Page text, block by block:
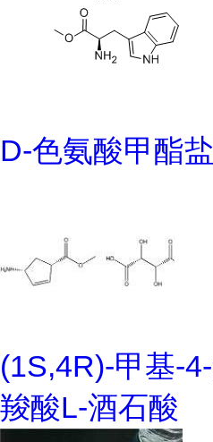
D-色氨酸甲酯
(1S,4R)-甲基-
羧酸L-酒石酸